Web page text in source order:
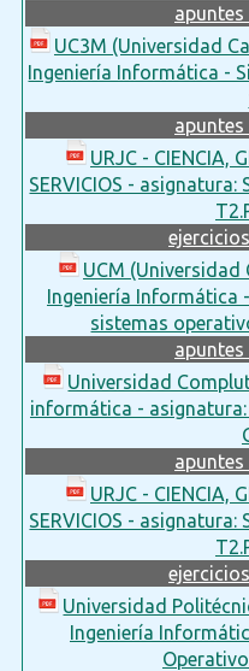
UC3M (Universidad
Ingeniería Informática -
URJC - CIENCIA,
SERVICIOS -
UCM
Ingeniería Informática
sistemas
Universidad
informática -
URJC - CIENCIA,
SERVICIOS -
Universidad
Ingeniería